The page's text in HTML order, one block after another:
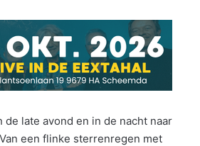
late avond en in de nacht naar
een flinke sterrenregen met